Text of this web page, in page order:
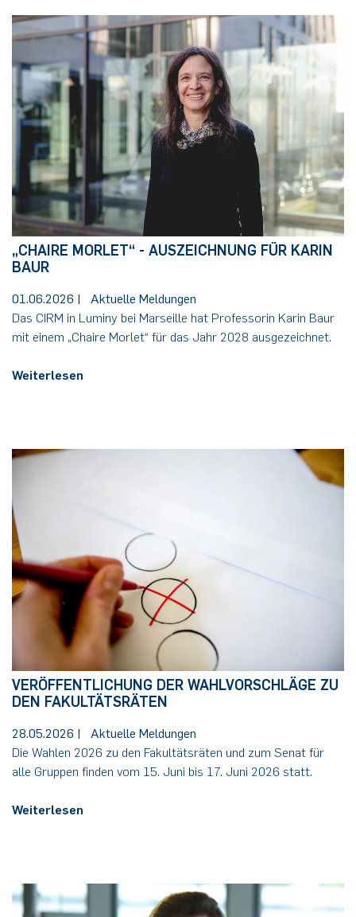
„CHAIRE MORLET“ - AUSZEICHNUNG FÜR KARIN
BAUR
01.06.2026 |
Aktuelle Meldungen
Das CIRM in Luminy bei Marseille hat Professorin Karin Baur
mit einem „Chaire Morlet“ für das Jahr 2028 ausgezeichnet.
Weiterlesen
VERÖFFENTLICHUNG DER WAHLVORSCHLÄGE ZU
DEN FAKULTÄTSRÄTEN
28.05.2026 |
Aktuelle Meldungen
Die Wahlen 2026 zu den Fakultätsräten und zum Senat für
alle Gruppen finden vom 15. Juni bis 17. Juni 2026 statt.
Weiterlesen